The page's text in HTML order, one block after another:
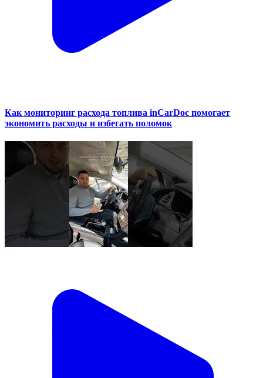
Как мониторинг расхода топлива inCarDoc помогает
экономить расходы и избегать поломок